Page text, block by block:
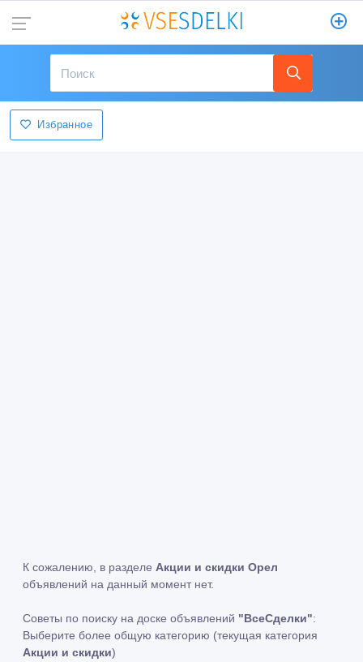
Избранное
К сожалению, в разделе Акции и скидки Орел
объявлений на данный момент нет.
Советы по поиску на доске объявлений "ВсеСделки":
Выберите более общую категорию (текущая категория
Акции и скидки)